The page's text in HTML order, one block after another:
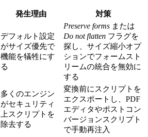
発生理由
対策
デフォルト設定
がサイズ優先で
機能を犠牲にす
る
Preserve forms または
Do not flatten フラグを
探し、サイズ縮小オプ
ションでフォームスト
リームの統合を無効に
する
多くのエンジン
がセキュリティ
上スクリプトを
除去する
変換前にスクリプトを
エクスポートし、PDF
エディタやポストコン
バージョンスクリプト
で手動再注入